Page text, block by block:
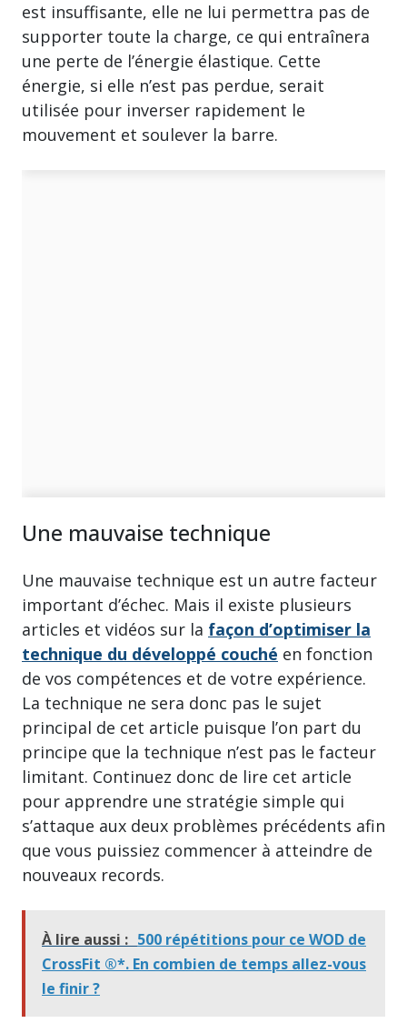
est insuffisante, elle ne lui permettra pas de
supporter toute la charge, ce qui entraînera
une perte de l’énergie élastique. Cette
énergie, si elle n’est pas perdue, serait
utilisée pour inverser rapidement le
mouvement et soulever la barre.
Une mauvaise technique
Une mauvaise technique est un autre facteur
important d’échec. Mais il existe plusieurs
articles et vidéos sur la façon d’optimiser la
technique du développé couché en fonction
de vos compétences et de votre expérience.
La technique ne sera donc pas le sujet
principal de cet article puisque l’on part du
principe que la technique n’est pas le facteur
limitant. Continuez donc de lire cet article
pour apprendre une stratégie simple qui
s’attaque aux deux problèmes précédents afin
que vous puissiez commencer à atteindre de
nouveaux records.
À lire aussi : 500 répétitions pour ce WOD de
CrossFit ®*. En combien de temps allez-vous
le finir ?